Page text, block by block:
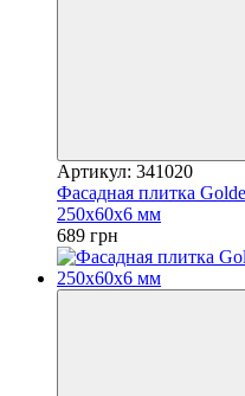
Артикул: 341020
Фасадная плитка
250х60х6 мм
689 грн